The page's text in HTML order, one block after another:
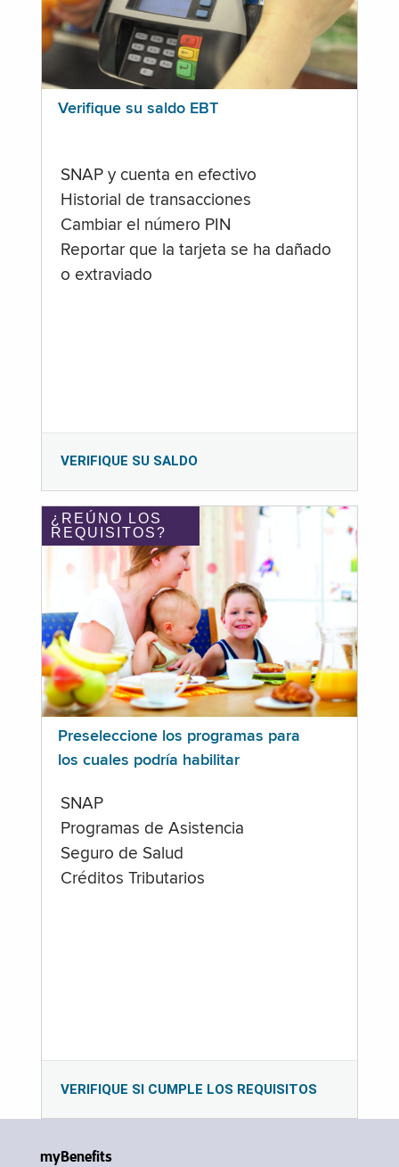
Verifique su saldo EBT
SNAP y cuenta en efectivo
Historial de transacciones
Cambiar el número PIN
Reportar que la tarjeta se ha dañado
o extraviado
VERIFIQUE SU SALDO
¿REÚNO LOS
REQUISITOS?
Preseleccione los programas para
los cuales podría habilitar
SNAP
Programas de Asistencia
Seguro de Salud
Créditos Tributarios
VERIFIQUE SI CUMPLE LOS REQUISITOS
myBenefits